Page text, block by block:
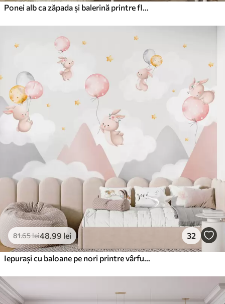
Ponei alb ca zăpada și balerină printre flori și nori
81.65lei48.99 lei 32
Iepurași cu baloane pe nori printre vârfuri de munte